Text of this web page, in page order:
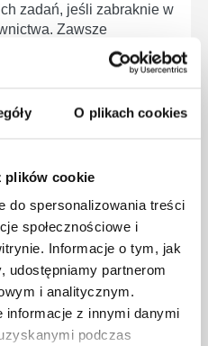
O plikach cookies
plików cookie
do spersonalizowania treści
społecznościowe i
Informacje o tym, jak
udostępniamy partnerom
i analitycznym.
informacje z innymi danymi
podczas
zadań, jeśli zabraknie w
Zawsze
wszystkie
pracowników.
ROZWINĄĆ SWOJE
stanowisko w każdej
w pełni odpowiedzialna
mu osób oraz